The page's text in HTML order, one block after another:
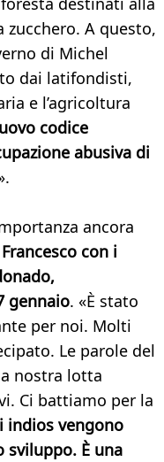
zucchero. A questo,
di Michel
dai latifondisti,
e l’agricoltura
codice
abusiva di
ancora
con i
gennaio. «È stato
per noi. Molti
Le parole del
nostra lotta
Ci battiamo per la
indios vengono
sviluppo. È una